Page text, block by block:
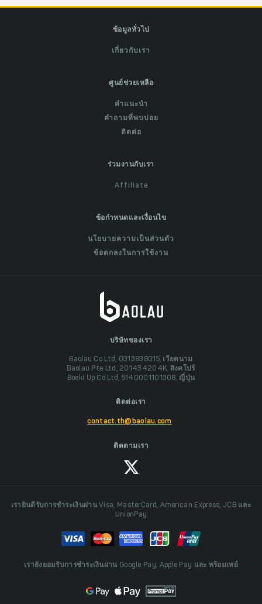
ข้อมูลทั่วไป
เกี่ยวกับเรา
ศูนย์ช่วยเหลือ
คำแนะนำ
คำถามที่พบบ่อย
ติดต่อ
ร่วมงานกับเรา
Affiliate
ข้อกำหนดและเงื่อนไข
นโยบายความเป็นส่วนตัว
ข้อตกลงในการใช้งาน
บริษัทของเรา
Baolau Co Ltd, 0313838015, เวียดนาม
Baolau Pte Ltd, 201434204K, สิงคโปร์
Boeki Up Co Ltd, 5140001101308, ญี่ปุ่น
ติดต่อเรา
contact.th@baolau.com
ติดตามเรา
เรายินดีรับการชำระเงินผ่าน Visa, MasterCard, American Express, JCB และ
UnionPay
เรายังยอมรับการชำระเงินผ่าน Google Pay, Apple Pay และ พร้อมเพย์